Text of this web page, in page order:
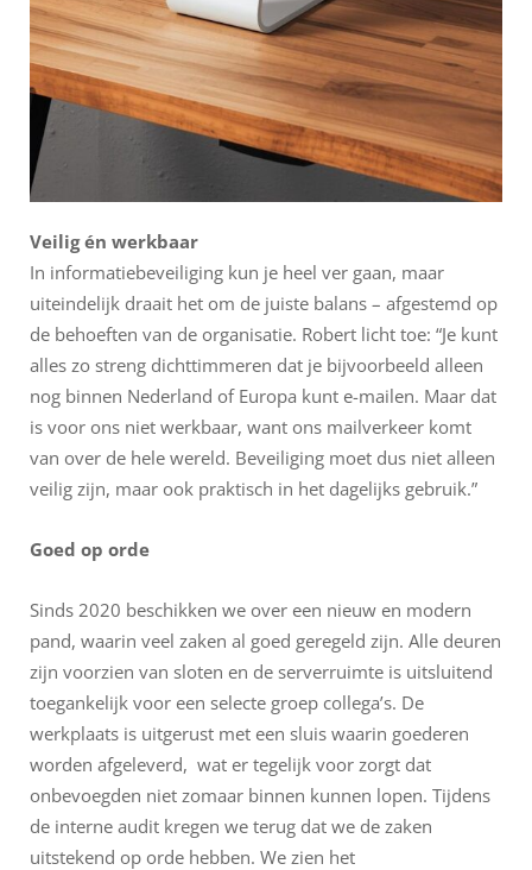
Veilig én werkbaar
In informatiebeveiliging kun je heel ver gaan, maar
uiteindelijk draait het om de juiste balans – afgestemd op
de behoeften van de organisatie. Robert licht toe: “Je kunt
alles zo streng dichttimmeren dat je bijvoorbeeld alleen
nog binnen Nederland of Europa kunt e-mailen. Maar dat
is voor ons niet werkbaar, want ons mailverkeer komt
van over de hele wereld. Beveiliging moet dus niet alleen
veilig zijn, maar ook praktisch in het dagelijks gebruik.”
Goed op orde
Sinds 2020 beschikken we over een nieuw en modern
pand, waarin veel zaken al goed geregeld zijn. Alle deuren
zijn voorzien van sloten en de serverruimte is uitsluitend
toegankelijk voor een selecte groep collega’s. De
werkplaats is uitgerust met een sluis waarin goederen
worden afgeleverd, wat er tegelijk voor zorgt dat
onbevoegden niet zomaar binnen kunnen lopen. Tijdens
de interne audit kregen we terug dat we de zaken
uitstekend op orde hebben. We zien het